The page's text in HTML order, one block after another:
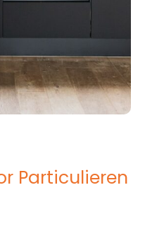
Particulieren